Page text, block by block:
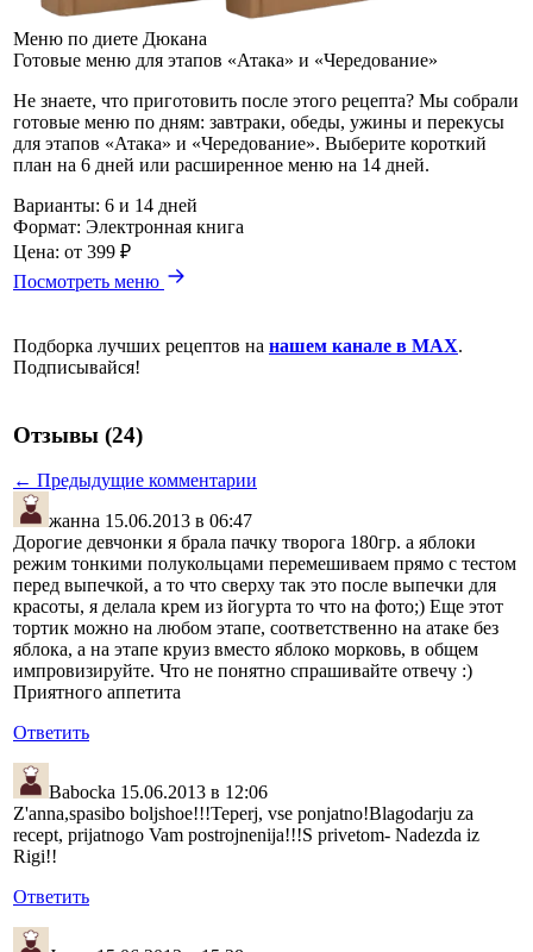
Меню по диете Дюкана
Готовые меню для этапов «Атака» и «Чередование»
Не знаете, что приготовить после этого рецепта? Мы собрали
готовые меню по дням: завтраки, обеды, ужины и перекусы
для этапов «Атака» и «Чередование». Выберите короткий
план на 6 дней или расширенное меню на 14 дней.
Варианты: 6 и 14 дней
Формат: Электронная книга
Цена: от 399 ₽
Посмотреть меню
Подборка лучших рецептов на нашем канале в MAX.
Подписывайся!
Отзывы (24)
← Предыдущие комментарии
жанна 15.06.2013 в 06:47
Дорогие девчонки я брала пачку творога 180гр. а яблоки
режим тонкими полукольцами перемешиваем прямо с тестом
перед выпечкой, а то что сверху так это после выпечки для
красоты, я делала крем из йогурта то что на фото;) Еще этот
тортик можно на любом этапе, соответственно на атаке без
яблока, а на этапе круиз вместо яблоко морковь, в общем
импровизируйте. Что не понятно спрашивайте отвечу :)
Приятного аппетита
Ответить
Babocka 15.06.2013 в 12:06
Z'anna,spasibo boljshoe!!!Teperj, vse ponjatno!Blagodarju za
recept, prijatnogo Vam postrojnenija!!!S privetom- Nadezda iz
Rigi!!
Ответить